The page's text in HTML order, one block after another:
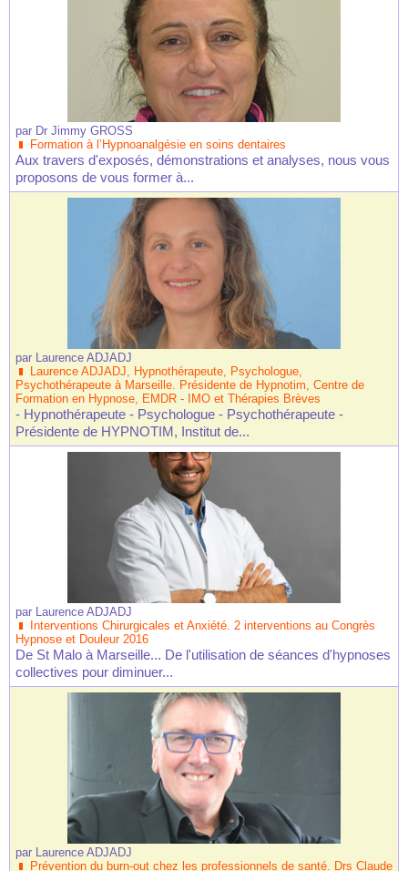
par Dr Jimmy GROSS
Formation à l’Hypnoanalgésie en soins dentaires
Aux travers d'exposés, démonstrations et analyses, nous vous
proposons de vous former à...
par Laurence ADJADJ
Laurence ADJADJ, Hypnothérapeute, Psychologue,
Psychothérapeute à Marseille. Présidente de Hypnotim, Centre de
Formation en Hypnose, EMDR - IMO et Thérapies Brèves
- Hypnothérapeute - Psychologue - Psychothérapeute -
Présidente de HYPNOTIM, Institut de...
par Laurence ADJADJ
Interventions Chirurgicales et Anxiété. 2 interventions au Congrès
Hypnose et Douleur 2016
De St Malo à Marseille... De l'utilisation de séances d'hypnoses
collectives pour diminuer...
par Laurence ADJADJ
Prévention du burn-out chez les professionnels de santé. Drs Claude